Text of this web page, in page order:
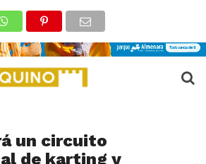
un circuito
de karting y